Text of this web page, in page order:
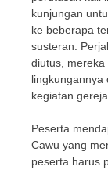
kunjungan
ke beberapa
susteran.
diutus,
lingkungannya
kegiatan gereja.
Peserta
Cawu yang
peserta harus